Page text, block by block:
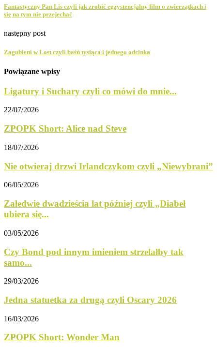
Fantastyczny Pan Lis czyli jak zrobić egzystencjalny film o zwierzątkach i
się na tym nie przejechać
następny post
Zagubieni w Lost czyli baśń tysiąca i jednego odcinka
Powiązane wpisy
Ligatury i Suchary czyli co mówi do mnie...
22/07/2026
ZPOPK Short: Alice nad Steve
18/07/2026
Nie otwieraj drzwi Irlandczykom czyli „Niewybrani”
06/05/2026
Zaledwie dwadzieścia lat później czyli „Diabeł
ubiera się...
03/05/2026
Czy Bond pod innym imieniem strzelałby tak
samo...
29/03/2026
Jedna statuetka za drugą czyli Oscary 2026
16/03/2026
ZPOPK Short: Wonder Man